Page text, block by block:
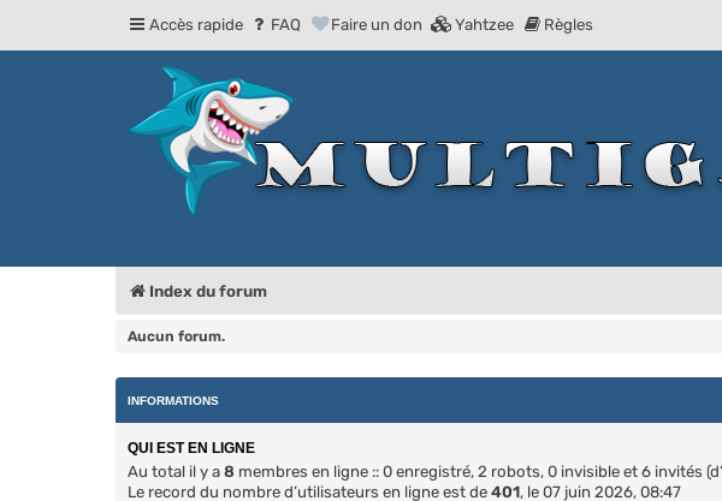
Accès rapide FAQ Faire un don Yahtzee Règles
Index du forum
Aucun forum.
INFORMATIONS
QUI EST EN LIGNE
Au total il y a 8 membres en ligne :: 0 enregistré, 2 robots, 0 invisible et 6 invités
Le record du nombre d’utilisateurs en ligne est de 401, le 07 juin 2026, 08:47